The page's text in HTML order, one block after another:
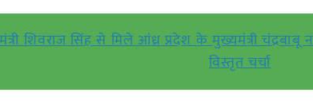
शिवराज सिंह से मिले आंध्र प्रदेश के मुख्यमंत्री
विस्तृत चर्चा